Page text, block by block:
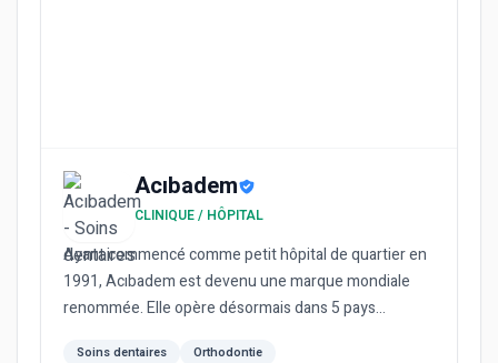
Acıbadem
CLINIQUE / HÔPITAL
Ayant commencé comme petit hôpital de quartier en
1991, Acıbadem est devenu une marque mondiale
renommée. Elle opère désormais dans 5 pays
Soins dentaires
Orthodontie